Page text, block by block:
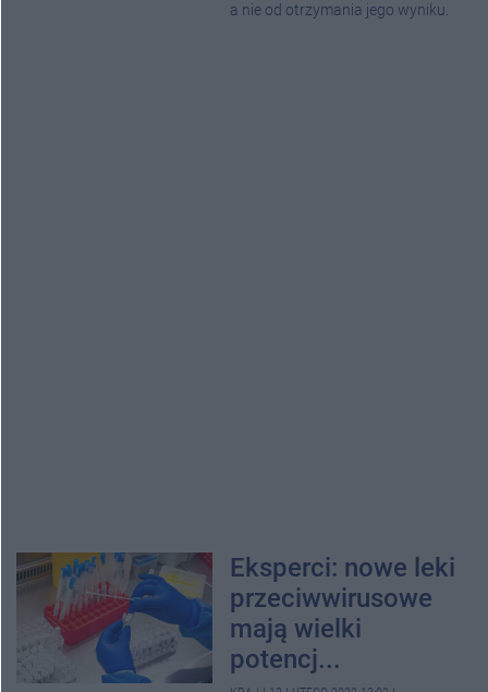
a nie od otrzymania jego wyniku.
Eksperci: nowe leki
przeciwwirusowe
mają wielki
potencj...